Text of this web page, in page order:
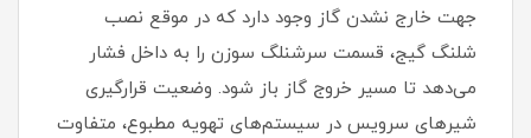
جهت خارج نشدن گاز وجود دارد که در موقع نصب
شلنگ گیج، قسمت سرشنلگ سوزن را به داخل فشار
می‌دهد تا مسیر خروج گاز باز شود. وضعیت قرارگیری
شیرهای سرویس در سیستم‌های تهویه مطبوع، متفاوت